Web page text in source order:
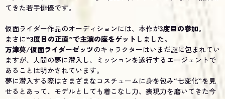
てきた若手俳優です。
仮面ライダー作品のオーディションには、本作が3度目の参加。
まさに“3度目の正直”で主演の座をゲット しました。
万津莫/仮面ライダーゼッツのキャラクターはいまだ謎に包まれてい
ますが、人間の夢に潜入し、ミッションを遂行するエージェントで
あることは明かされています。
夢に潜入する際はさまざまなコスチュームに身を包み“七変化”を見
せるとあって、モデルとしても着こなし力、表現力を磨いてきた今